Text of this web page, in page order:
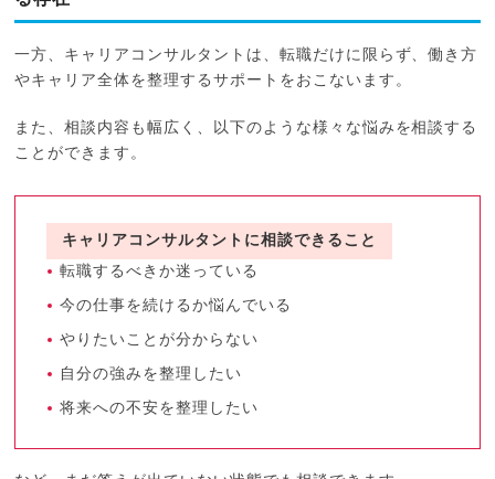
一方、キャリアコンサルタントは、転職だけに限らず、働き方
やキャリア全体を整理するサポートをおこないます。
また、相談内容も幅広く、以下のような様々な悩みを相談する
ことができます。
キャリアコンサルタントに相談できること
転職するべきか迷っている
今の仕事を続けるか悩んでいる
やりたいことが分からない
自分の強みを整理したい
将来への不安を整理したい